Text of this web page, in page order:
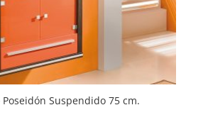
Suspendido 75 cm.